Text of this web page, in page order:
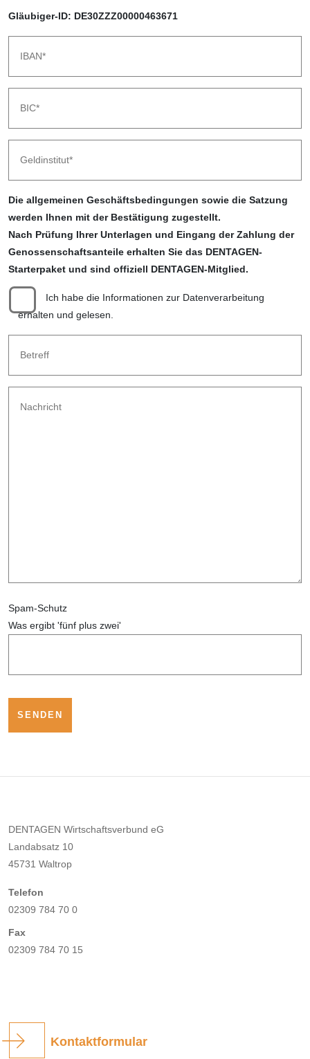
Gläubiger-ID: DE30ZZZ00000463671
Die allgemeinen Geschäftsbedingungen sowie die Satzung
werden Ihnen mit der Bestätigung zugestellt.
Nach Prüfung Ihrer Unterlagen und Eingang der Zahlung der
Genossenschaftsanteile erhalten Sie das DENTAGEN-
Starterpaket und sind offiziell DENTAGEN-Mitglied.
Ich habe die Informationen zur Datenverarbeitung
erhalten und gelesen.
Spam-Schutz
Was ergibt 'fünf plus zwei'
DENTAGEN Wirtschaftsverbund eG
Landabsatz 10
45731 Waltrop
Telefon
02309 784 70 0
Fax
02309 784 70 15
Kontaktformular